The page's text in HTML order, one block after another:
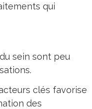
qui
sein sont peu
clés favorise
des